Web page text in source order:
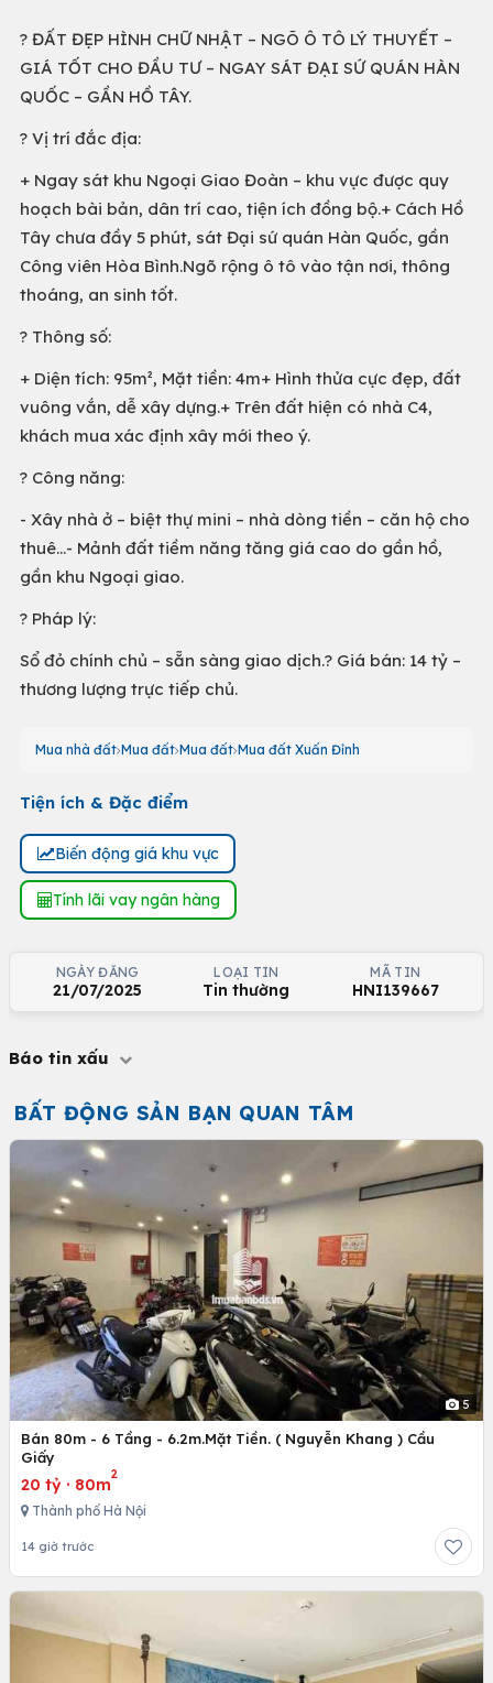
? ĐẤT ĐẸP HÌNH CHỮ NHẬT – NGÕ Ô TÔ LÝ THUYẾT –
GIÁ TỐT CHO ĐẦU TƯ – NGAY SÁT ĐẠI SỨ QUÁN HÀN
QUỐC – GẦN HỒ TÂY.
? Vị trí đắc địa:
+ Ngay sát khu Ngoại Giao Đoàn – khu vực được quy
hoạch bài bản, dân trí cao, tiện ích đồng bộ.+ Cách Hồ
Tây chưa đầy 5 phút, sát Đại sứ quán Hàn Quốc, gần
Công viên Hòa Bình.Ngõ rộng ô tô vào tận nơi, thông
thoáng, an sinh tốt.
? Thông số:
+ Diện tích: 95m², Mặt tiền: 4m+ Hình thửa cực đẹp, đất
vuông vắn, dễ xây dựng.+ Trên đất hiện có nhà C4,
khách mua xác định xây mới theo ý.
? Công năng:
- Xây nhà ở – biệt thự mini – nhà dòng tiền – căn hộ cho
thuê…- Mảnh đất tiềm năng tăng giá cao do gần hồ,
gần khu Ngoại giao.
? Pháp lý:
Sổ đỏ chính chủ – sẵn sàng giao dịch.? Giá bán: 14 tỷ –
thương lượng trực tiếp chủ.
Mua nhà đất Mua đất Mua đất Mua đất Xuấn Đỉnh
Tiện ích & Đặc điểm
Biến động giá khu vực
Tính lãi vay ngân hàng
NGÀY ĐĂNG
21/07/2025
LOẠI TIN
Tin thường
MÃ TIN
HNI139667
Báo tin xấu
BẤT ĐỘNG SẢN BẠN QUAN TÂM
5
Bán 80m - 6 Tầng - 6.2m.Mặt Tiền. ( Nguyễn Khang ) Cầu
Giấy
20 tỷ · 80m
2
Thành phố Hà Nội
14 giờ trước